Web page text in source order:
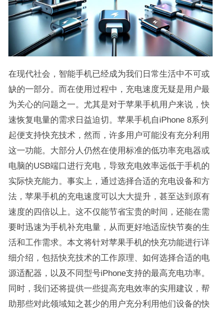
在现代社会，智能手机已经成为我们日常生活中不可或
缺的一部分。而在使用过程中，充电速度无疑是用户最
为关心的问题之一。尤其是对于苹果手机用户来说，快
速恢复电量的需求日益迫切。苹果手机自iPhone 8系列
起便支持快充技术，然而，许多用户可能没有充分利用
这一功能。大部分人仍然在使用标准的低功率充电器或
电脑的USB端口进行充电，导致充电效率远低于手机的
实际快充能力。事实上，通过选择合适的充电设备和方
法，苹果手机的充电速度可以大大提升，甚至达到原有
速度的四倍以上。这不仅能节省宝贵的时间，还能在需
要时迅速为手机补充电量，从而更好地适应快节奏的生
活和工作需求。本文将针对苹果手机的快充功能进行详
细介绍，包括快充技术的工作原理、如何选择合适的电
源适配器，以及不同型号iPhone支持的最高充电功率。
同时，我们还将提供一些提高充电效率的实用建议，帮
助那些对此领域知之甚少的用户充分利用他们设备的快